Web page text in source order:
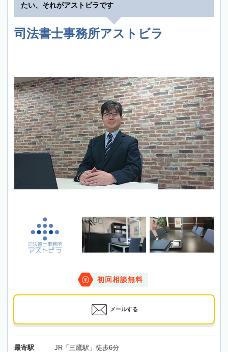
たい、それがアストビラです
司法書士事務所アストビラ
初回相談無料
メールする
最寄駅 JR「三鷹駅」徒歩6分